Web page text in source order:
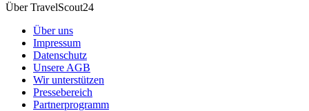
Über TravelScout24
Über uns
Impressum
Datenschutz
Unsere AGB
Wir unterstützen
Pressebereich
Partnerprogramm